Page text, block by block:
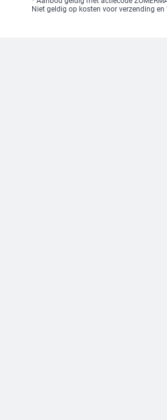
Niet geldig op kosten voor verzending